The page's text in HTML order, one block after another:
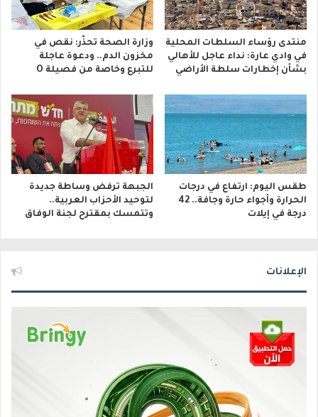
منتدى رؤساء السلطات المحلية
في وادي عارة: نداء عاجل للأهالي
بشأن إخطارات سلطة الأراضي
وزارة الصحة تحذّر: نقص في
مخزون الدم.. ودعوة عاجلة
للتبرع وخاصة من فصيلة O
طقس اليوم: ارتفاع في درجات
الحرارة وأجواء حارة وجافة.. 42
درجة في إيلات
الجبهة ترفض وساطة جديدة
لتوحيد الأحزاب العربية..
وتتمسك بمقترح لجنة الوفاق
الإعلانات